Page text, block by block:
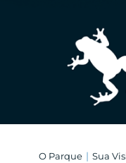
O Parque Sua